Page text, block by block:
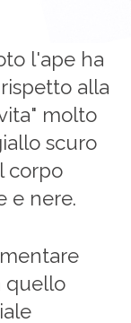
l'ape ha
alla
molto
scuro
corpo
e nere.
quello